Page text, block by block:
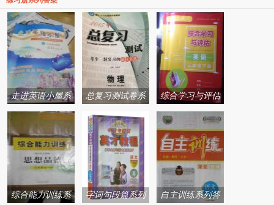
走进英语小屋系
列答案
总复习测试卷系
综合学习与评估
系列答案
综合能力训练系
字词句段篇系列
自主训练系列答